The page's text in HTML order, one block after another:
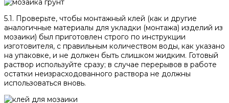
5.1. Проверьте, чтобы монтажный клей (как и другие
аналогичные материалы для укладки (монтажа) изделий из
мозаики) был приготовлен строго по инструкции
изготовителя, с правильным количеством воды, как указано
на упаковке, и не должен быть слишком жидким. Готовый
раствор используйте сразу; в случае перерывов в работе
остатки неизрасходованного раствора не должны
использоваться вновь.